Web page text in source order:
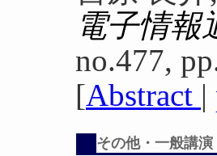
電子情報
no.477,
[Abstract |
その他・一般講演